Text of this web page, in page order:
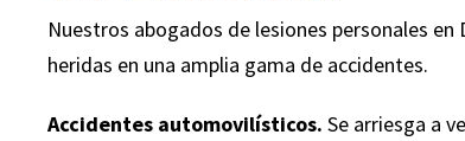
Nuestros abogados de lesiones personales
heridas en una amplia gama de accidentes.
Accidentes automovilísticos. Se arriesga a
— Rick A.